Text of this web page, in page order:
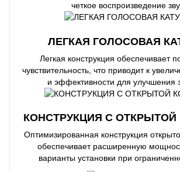
четкое воспроизведение
ЛЕГКАЯ ГОЛОСОВАЯ
Легкая конструкция обеспечивает
чувствительность, что приводит к
и эффективности для улучшения
КОНСТРУКЦИЯ С ОТКРЫТОЙ
Оптимизированная конструкция
обеспечивает расширенную
варианты установки при